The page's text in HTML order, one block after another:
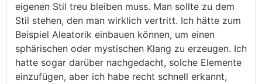
eigenen Stil treu bleiben muss. Man sollte zu dem
Stil stehen, den man wirklich vertritt. Ich hätte zum
Beispiel Aleatorik einbauen können, um einen
sphärischen oder mystischen Klang zu erzeugen. Ich
hatte sogar darüber nachgedacht, solche Elemente
einzufügen, aber ich habe recht schnell erkannt,